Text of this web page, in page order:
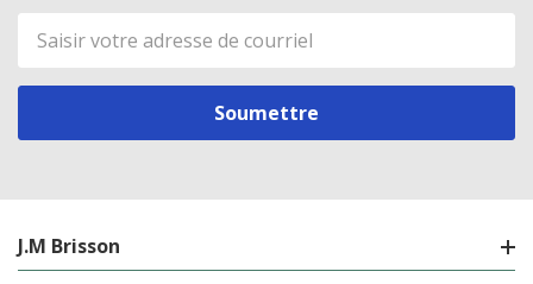
Adresse
de
courriel
J.M Brisson